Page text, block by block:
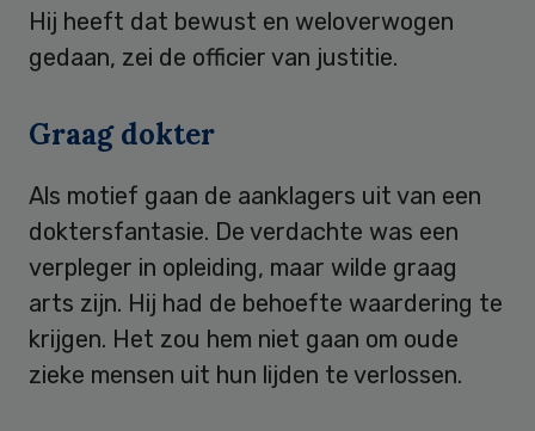
Hij heeft dat bewust en weloverwogen
gedaan, zei de officier van justitie.
Graag dokter
Als motief gaan de aanklagers uit van een
doktersfantasie. De verdachte was een
verpleger in opleiding, maar wilde graag
arts zijn. Hij had de behoefte waardering te
krijgen. Het zou hem niet gaan om oude
zieke mensen uit hun lijden te verlossen.